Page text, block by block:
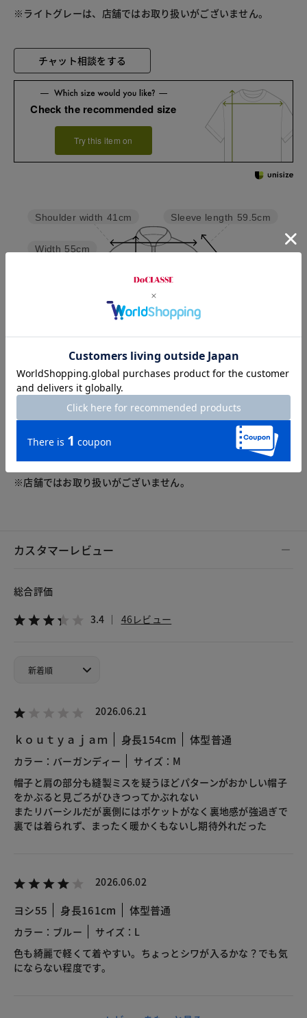
※ライトグレーは、店舗ではお取り扱いがございません。
チャット相談をする
Check the recommended size
Try this item on
Sleeve length 59.5cm
Length 89cm
Width 55cm
Shoulder width 41cm
S
※店舗ではお取り扱いがございません。
カスタマーレビュー
総合評価
3.4 46レビュー
2026.06.21
ｋｏｕｔｙａｊａｍ 身長154cm 体型普通
カラー：バーガンディー
サイズ：M
帽子と肩の部分も縫製ミスを疑うほどパターンがおかしい帽子
をかぶると見ごろがひきつってかぶれない
またリバーシルだが裏側にはポケットがなく裏地感が強過ぎで
裏では着られず、まったく暖かくもないし期待外れだった
2026.06.02
ヨシ55 身長161cm 体型普通
カラー：ブルー
サイズ：L
色も綺麗で軽くて着やすい。ちょっとシワが入るかな？でも気
にならない程度です。